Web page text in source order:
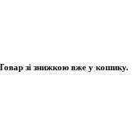
зі знижкою вже у кошику.